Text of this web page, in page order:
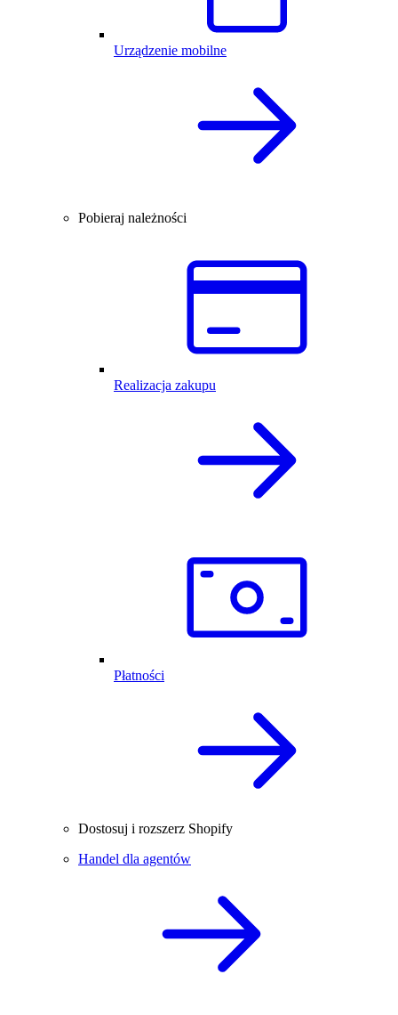
Urządzenie mobilne
Pobieraj należności
Realizacja zakupu
Płatności
Dostosuj i rozszerz Shopify
Handel dla agentów